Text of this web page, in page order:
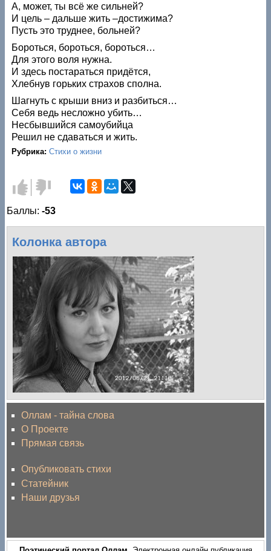
А, может, ты всё же сильней?
И цель – дальше жить –достижима?
Пусть это труднее, больней?
Бороться, бороться, бороться…
Для этого воля нужна.
И здесь постараться придётся,
Хлебнув горьких страхов сполна.
Шагнуть с крыши вниз и разбиться…
Себя ведь несложно убить…
Несбывшийся самоубийца
Решил не сдаваться и жить.
Рубрика:Стихи о жизни
Голос за!
Голос
против!
Баллы:-53
Колонка автора
Оллам - тайна слова
О Проекте
Прямая связь
Опубликовать стихи
Статейник
Наши друзья